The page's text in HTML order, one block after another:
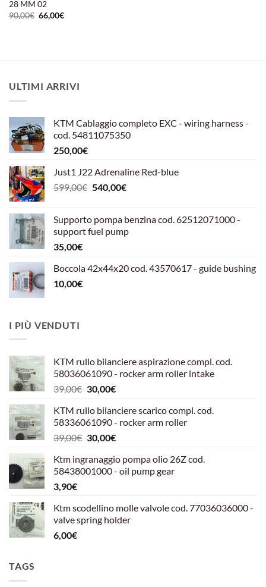
28 MM 02
90,00€ Il
prezzo
66,00€Il
ULTIMI ARRIVI
KTM Cablaggio completo EXC - wiring harness -
cod. 54811075350
250,00€
Just1 J22 Adrenaline Red-blue
599,00€ Il
era:
599,00€.
540,00€Il
è:
540,00€.
Supporto pompa benzina cod. 62512071000 -
support fuel pump
35,00€
Boccola 42x44x20 cod. 43570617 - guide bushing
10,00€
I PIÙ VENDUTI
KTM rullo bilanciere aspirazione compl. cod.
58036061090 - rocker arm roller intake
39,00€ Il
originale
era:
39,00€.
30,00€Il
attuale
è:
30,00€.
KTM rullo bilanciere scarico compl. cod.
58336061090 - rocker arm roller
39,00€ Il
originale
era:
30,00€Il
attuale
è:
Ktm ingranaggio pompa olio 26Z cod.
58438001000 - oil pump gear
3,90€
Ktm scodellino molle valvole cod. 77036036000 -
valve spring holder
6,00€
TAGS